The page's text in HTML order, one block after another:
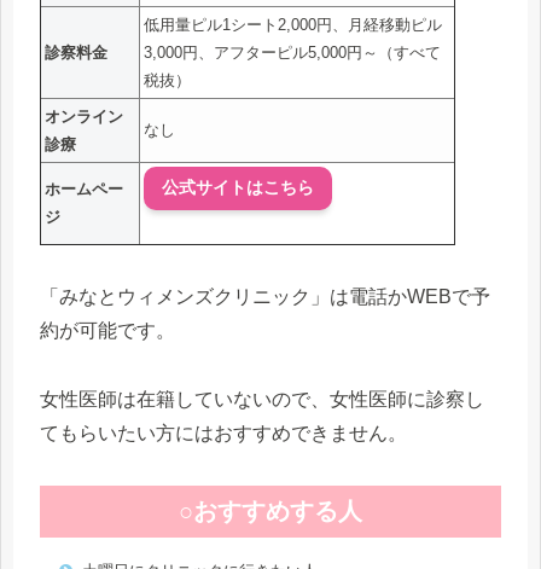
診察料金
低用量ピル1シート2,000円、月経移動ピル
3,000円、アフターピル5,000円～（すべて
税抜）
オンライン
診療
なし
ホームペー
ジ
公式サイトはこちら
「みなとウィメンズクリニック」は電話かWEBで予
約が可能です。
女性医師は在籍していないので、女性医師に診察し
てもらいたい方にはおすすめできません。
○おすすめする人